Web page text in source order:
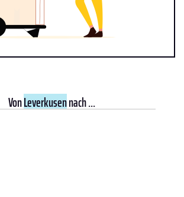
VonLeverkusennach ...